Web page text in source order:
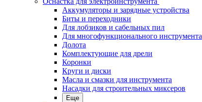
Аккумуляторы и зарядные устройства
Биты и переходники
Для лобзиков и сабельных пил
Для многофункционального инструмента
Долота
Комплектующие для дрели
Коронки
Круги и диски
Масла и смазки для инструмента
Насадки для строительных миксеров
Еще